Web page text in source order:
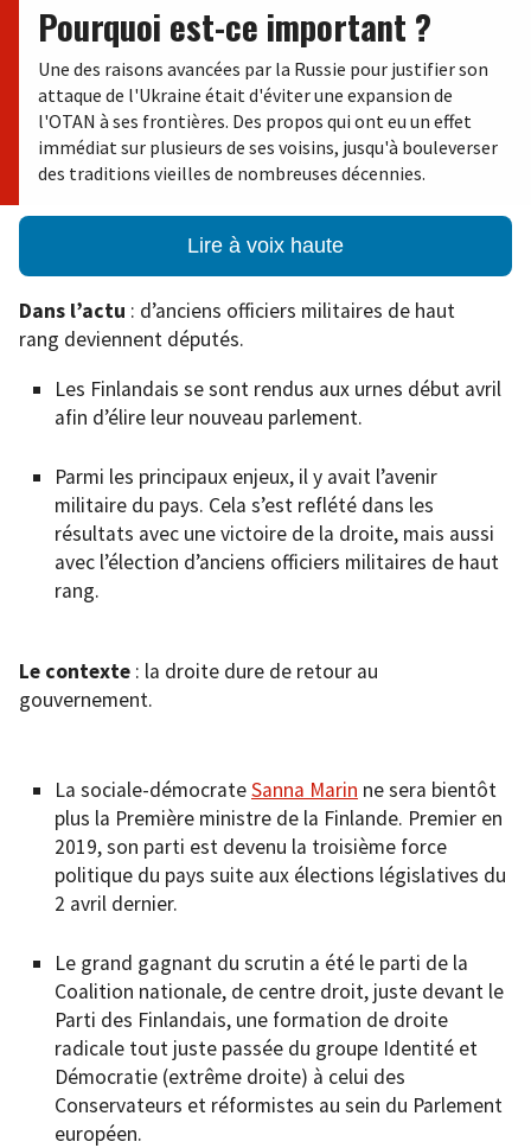
Pourquoi est-ce important ?
Une des raisons avancées par la Russie pour justifier son
attaque de l'Ukraine était d'éviter une expansion de
l'OTAN à ses frontières. Des propos qui ont eu un effet
immédiat sur plusieurs de ses voisins, jusqu'à bouleverser
des traditions vieilles de nombreuses décennies.
Lire à voix haute
Dans l’actu : d’anciens officiers militaires de haut
rang deviennent députés.
Les Finlandais se sont rendus aux urnes début avril
afin d’élire leur nouveau parlement.
Parmi les principaux enjeux, il y avait l’avenir
militaire du pays. Cela s’est reflété dans les
résultats avec une victoire de la droite, mais aussi
avec l’élection d’anciens officiers militaires de haut
rang.
Le contexte : la droite dure de retour au
gouvernement.
La sociale-démocrateSanna Marin ne sera bientôt
plus la Première ministre de la Finlande. Premier en
2019, son parti est devenu la troisième force
politique du pays suite aux élections législatives du
2 avril dernier.
Le grand gagnant du scrutin a été le parti de la
Coalition nationale, de centre droit, juste devant le
Parti des Finlandais, une formation de droite
radicale tout juste passée du groupe Identité et
Démocratie (extrême droite) à celui des
Conservateurs et réformistes au sein du Parlement
européen.